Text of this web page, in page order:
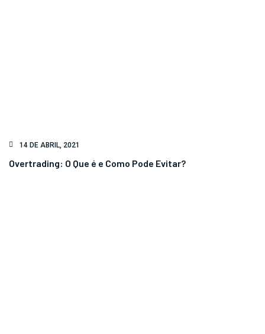
14 DE ABRIL, 2021
Overtrading: O Que é e Como Pode Evitar?